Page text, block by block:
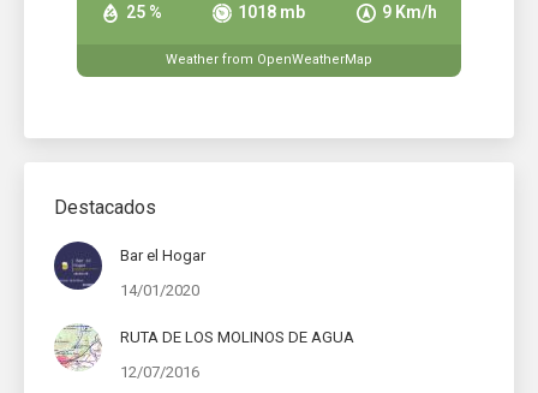
25 % 1018 mb 9 Km/h
Weather from OpenWeatherMap
Destacados
Bar el Hogar
14/01/2020
RUTA DE LOS MOLINOS DE AGUA
12/07/2016